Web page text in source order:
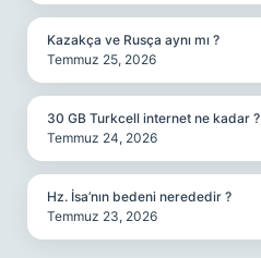
Kazakça ve Rusça aynı mı ?
Temmuz 25, 2026
30 GB Turkcell internet ne kadar ?
Temmuz 24, 2026
Hz. İsa’nın bedeni nerededir ?
Temmuz 23, 2026